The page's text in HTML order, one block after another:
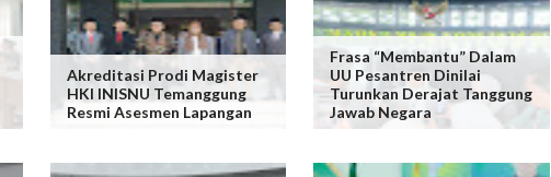
Akreditasi Prodi Magister
HKI INISNU Temanggung
Resmi Asesmen Lapangan
Frasa “Membantu” Dalam
UU Pesantren Dinilai
Turunkan Derajat Tanggung
Jawab Negara